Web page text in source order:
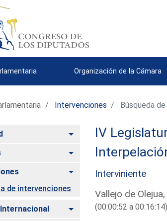
Organización de la Cámara
Intervenciones Búsqueda
Alternar
Alternar
Alternar
de intervenciones
Alternar
IV
Interviniente
Vallejo de
(00:00:52 a 00:16:14)